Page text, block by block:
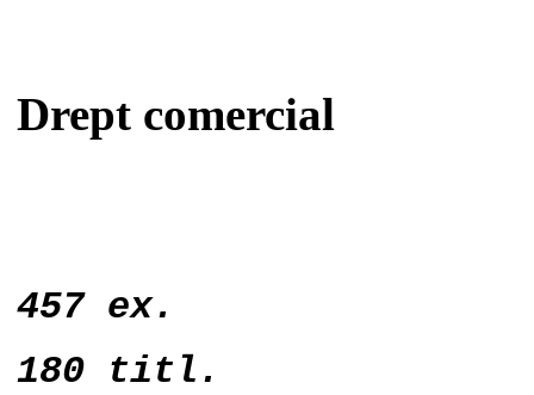
Drept comercial
457 ex.
180 titl.